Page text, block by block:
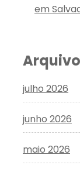
em
julho 2026
junho 2026
maio 2026